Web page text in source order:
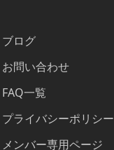
ブログ
お問い合わせ
FAQ一覧
プライバシーポリシー
メンバー専用ページ